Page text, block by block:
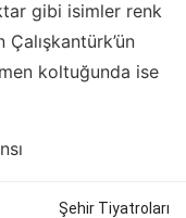
gibi isimler renk
koltuğunda ise
Şehir Tiyatroları